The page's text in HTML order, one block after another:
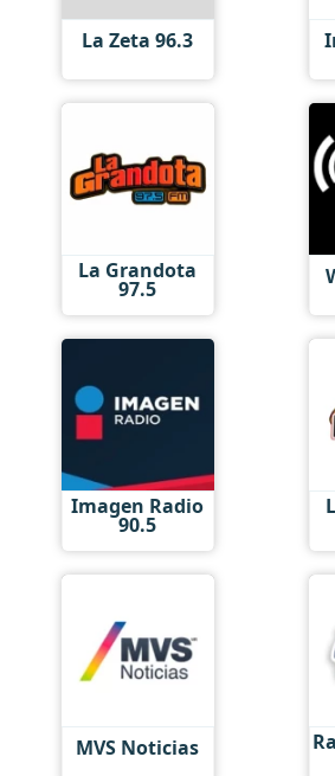
La Zeta 96.3
La Grandota
97.5
Imagen Radio
90.5
MVS Noticias